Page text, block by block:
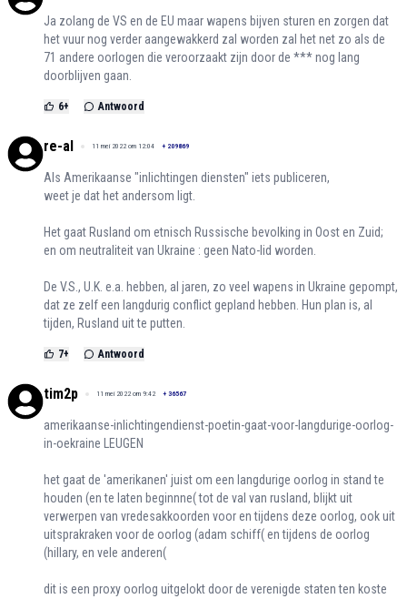
Ja zolang de VS en de EU maar wapens bijven sturen en zorgen dat
het vuur nog verder aangewakkerd zal worden zal het net zo als de
71 andere oorlogen die veroorzaakt zijn door de *** nog lang
doorblijven gaan.
6+ Antwoord
re-al 11 mei 2022 om 12:04 + 209869
Als Amerikaanse "inlichtingen diensten" iets publiceren,
weet je dat het andersom ligt.
Het gaat Rusland om etnisch Russische bevolking in Oost en Zuid;
en om neutraliteit van Ukraine : geen Nato-lid worden.
De V.S., U.K. e.a. hebben, al jaren, zo veel wapens in Ukraine gepompt,
dat ze zelf een langdurig conflict gepland hebben. Hun plan is, al
tijden, Rusland uit te putten.
7+ Antwoord
tim2p 11 mei 2022 om 9:42 + 36567
amerikaanse-inlichtingendienst-poetin-gaat-voor-langdurige-oorlog-
in-oekraine LEUGEN
het gaat de 'amerikanen' juist om een langdurige oorlog in stand te
houden (en te laten beginnne( tot de val van rusland, blijkt uit
verwerpen van vredesakkoorden voor en tijdens deze oorlog, ook uit
uitsprakraken voor de oorlog (adam schiff( en tijdens de oorlog
(hillary, en vele anderen(
dit is een proxy oorlog uitgelokt door de verenigde staten ten koste